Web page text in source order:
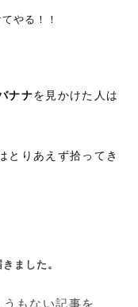
やる！！
ナナを見かけた人は
とりあえず拾ってき
ました。
もない記事を